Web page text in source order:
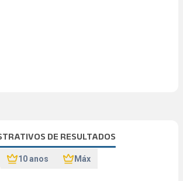
DE RESULTADOS
10 anos Máx